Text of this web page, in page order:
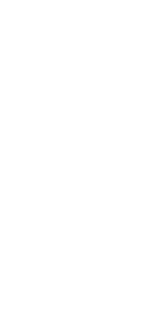
de
aux
ou
leur fournir